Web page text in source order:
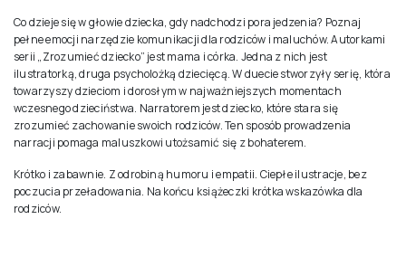
ILOŚĆ STRON
20
Opis zamieszczony na stronie pochodzi od Wydawcy
Opis
Po co jeść jak dorosła, skoro można robić śmieszne miny i rozbawić tatę?